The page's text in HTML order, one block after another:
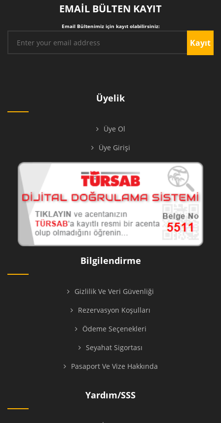
EMAİL BÜLTEN KAYIT
Email Bültenimiz için kayıt olabilirsiniz:
Kayıt
Üyelik
Üye Ol
Üye Girişi
Bilgilendirme
Gizlilik Ve Veri Güvenliği
Rezervasyon Koşulları
Ödeme Seçenekleri
Seyahat Sigortası
Pasaport Ve Vize Hakkında
Yardım/SSS